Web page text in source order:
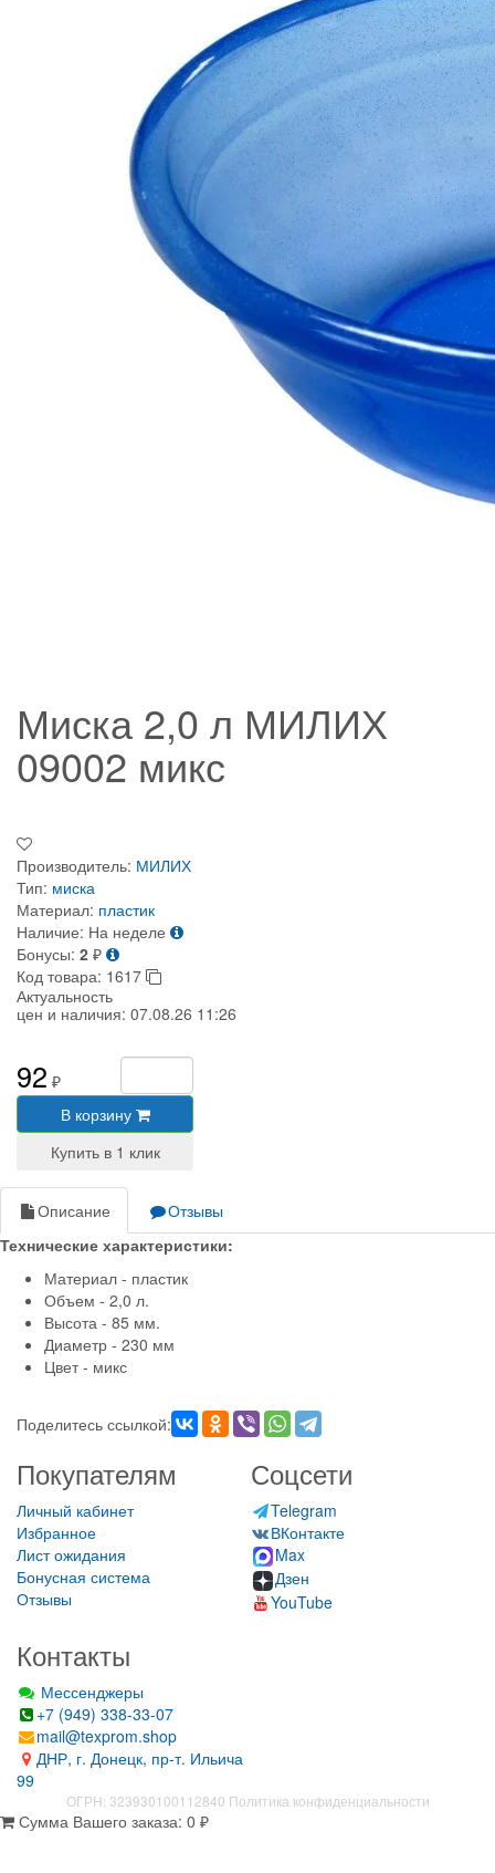
Миска 2,0 л МИЛИХ
09002 микс
Производитель: МИЛИХ
Тип: миска
Материал: пластик
Наличие: На неделе
Бонусы: 2 ₽
Код товара: 1617
Актуальность
цен и наличия: 07.08.26 11:26
92 ₽
В корзину
Описание
Отзывы
Технические характеристики:
Материал - пластик
Объем - 2,0 л.
Высота - 85 мм.
Диаметр - 230 мм
Цвет - микс
Поделитесь ссылкой:
Покупателям
Личный кабинет
Избранное
Лист ожидания
Бонусная система
Отзывы
Соцсети
Telegram
ВКонтакте
Max
Дзен
YouTube
Контакты
Мессенджеры
+7 (949) 338-33-07
mail@texprom.shop
ДНР, г. Донецк, пр-т. Ильича
99
ОГРН: 323930100112840 Политика конфиденциальности
Сумма Вашего заказа: 0 ₽